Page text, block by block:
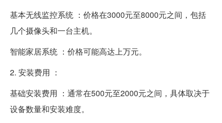
基本无线监控系统 ：价格在3000元至8000元之间，包括
几个摄像头和一台主机。
智能家居系统 ：价格可能高达上万元。
2. 安装费用 ：
基础安装费用 ：通常在500元至2000元之间，具体取决于
设备数量和安装难度。